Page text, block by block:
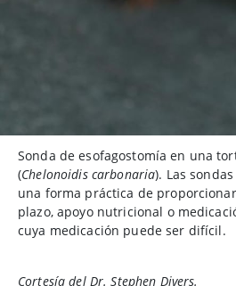
Sonda de esofagostomía en una
(Chelonoidis carbonaria). Las
una forma práctica de
plazo, apoyo nutricional o
cuya medicación puede ser difícil.
Cortesía del Dr. Stephen Divers.